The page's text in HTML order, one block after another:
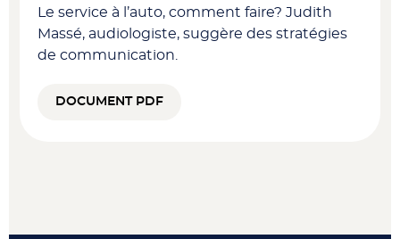
Le service à l’auto, comment faire? Judith
Massé, audiologiste, suggère des stratégies
de communication.
DOCUMENT PDF